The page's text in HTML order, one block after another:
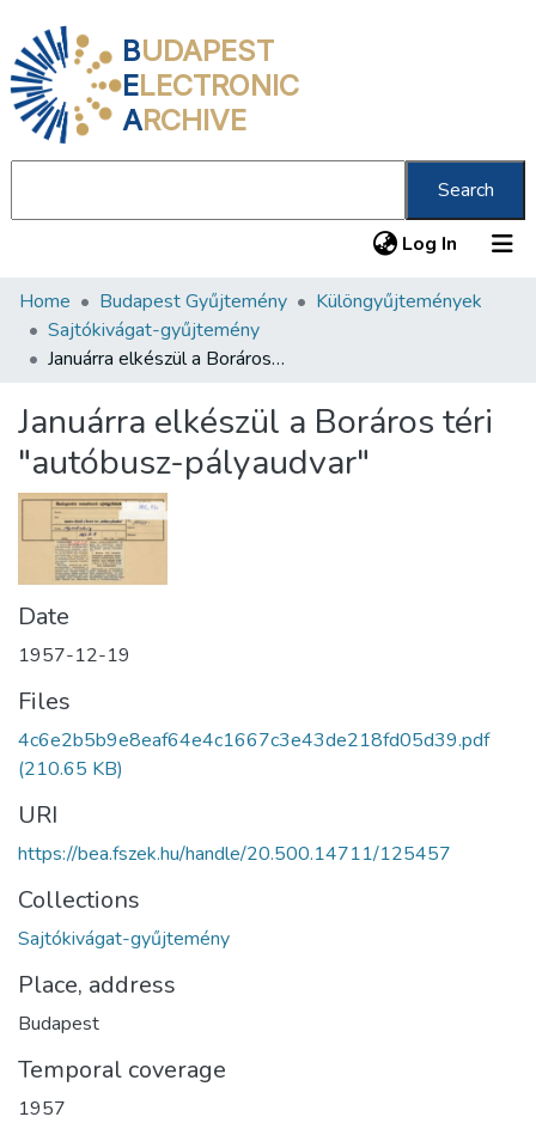
BUDAPEST
ELECTRONIC
ARCHIVE
Search
Log In (current)
Communities & Collections
All of DSpace
About us
Home Budapest Gyűjtemény
Különgyűjtemények
Sajtókivágat-gyűjtemény
Januárra elkészül a Boráros téri "autóbusz-pályaudvar"
Januárra elkészül a Boráros téri
"autóbusz-pályaudvar"
Date
1957-12-19
Files
4c6e2b5b9e8eaf64e4c1667c3e43de218fd05d39.pdf
(210.65 KB)
URI
https://bea.fszek.hu/handle/20.500.14711/125457
Collections
Sajtókivágat-gyűjtemény
Place, address
Budapest
Temporal coverage
1957